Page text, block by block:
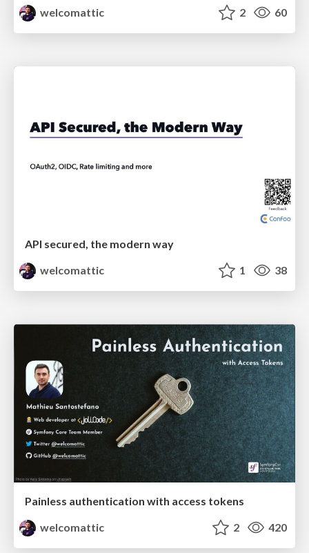
welcomattic
2 60
API secured, the modern way
welcomattic
1 38
Painless authentication with access tokens
welcomattic
2 420